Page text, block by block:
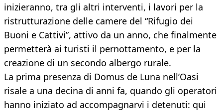
inizieranno, tra gli altri interventi, i lavori per la
ristrutturazione delle camere del “Rifugio dei
Buoni e Cattivi”, attivo da un anno, che finalmente
permetterà ai turisti il pernottamento, e per la
creazione di un secondo albergo rurale.
La prima presenza di Domus de Luna nell’Oasi
risale a una decina di anni fa, quando gli operatori
hanno iniziato ad accompagnarvi i detenuti: qui